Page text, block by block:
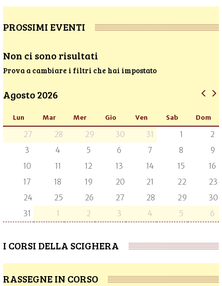
PROSSIMI EVENTI
Non ci sono risultati
Prova a cambiare i filtri che hai impostato
Agosto 2026
Lun Mar Mer Gio Ven Sab Dom
27 28 29 30 31 1
2
3
4 5 6 7 8
9
10
11 12 13 14 15
16
17
18 19 20 21 22
23
24
25 26 27 28 29
30
31
1 2 3 4 5 6
I CORSI DELLA SCIGHERA
RASSEGNE IN CORSO